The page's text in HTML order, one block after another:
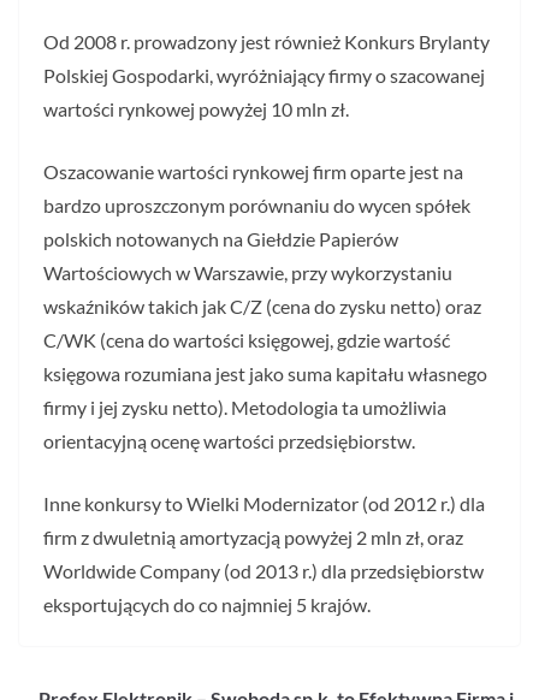
Od 2008 r. prowadzony jest również Konkurs Brylanty
Polskiej Gospodarki, wyróżniający firmy o szacowanej
wartości rynkowej powyżej 10 mln zł.
Oszacowanie wartości rynkowej firm oparte jest na
bardzo uproszczonym porównaniu do wycen spółek
polskich notowanych na Giełdzie Papierów
Wartościowych w Warszawie, przy wykorzystaniu
wskaźników takich jak C/Z (cena do zysku netto) oraz
C/WK (cena do wartości księgowej, gdzie wartość
księgowa rozumiana jest jako suma kapitału własnego
firmy i jej zysku netto). Metodologia ta umożliwia
orientacyjną ocenę wartości przedsiębiorstw.
Inne konkursy to Wielki Modernizator (od 2012 r.) dla
firm z dwuletnią amortyzacją powyżej 2 mln zł, oraz
Worldwide Company (od 2013 r.) dla przedsiębiorstw
eksportujących do co najmniej 5 krajów.